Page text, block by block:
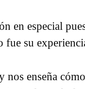
en especial
fue su
nos enseña